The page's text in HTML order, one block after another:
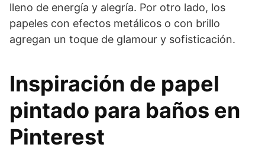
lleno de energía y alegría. Por otro lado, los
papeles con efectos metálicos o con brillo
agregan un toque de glamour y sofisticación.
Inspiración de papel
pintado para baños en
Pinterest